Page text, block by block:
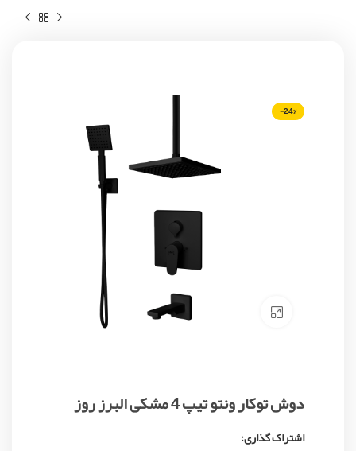
-24%
دوش توکار ونتو تیپ 4 مشکی البرز روز
اشتراک گذاری: